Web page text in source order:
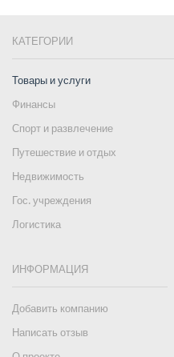
КАТЕГОРИИ
Товары и услуги
Финансы
Спорт и развлечение
Путешествие и отдых
Недвижимость
Гос. учреждения
Логистика
ИНФОРМАЦИЯ
Добавить компанию
Написать отзыв